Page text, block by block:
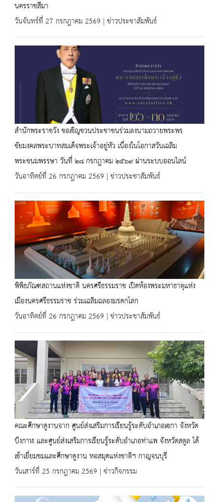
นครราชสีมา
วันจันทร์ที่ 27 กรกฎาคม 2569 | ข่าวประชาสัมพันธ์
สำนักพระราชวัง ขอเชิญชวนประชาชนร่วมลงนามถวายพระพร
ชัยมงคลพระบาทสมเด็จพระเจ้าอยู่หัว เนื่องในโอกาสวันเฉลิม
พระชนมพรรษา วันที่ ๒๘ กรกฎาคม ๒๕๖๙ ผ่านระบบออนไลน์
วันอาทิตย์ที่ 26 กรกฎาคม 2569 | ข่าวประชาสัมพันธ์
พิพิธภัณฑสถานแห่งชาติ นครศรีธรรมราช เปิดห้องพระมหาธาตุแห่ง
เมืองนครศรีธรรมราช ร่วมเฉลิมฉลองมรดกโลก
วันอาทิตย์ที่ 26 กรกฎาคม 2569 | ข่าวประชาสัมพันธ์
คณะศึกษาดูงานจาก ศูนย์ส่งเสริมการเรียนรู้ระดับอำเภอเซกา จังหวัด
บึงกาฬ และศูนย์ส่งเสริมการเรียนรู้ระดับอำเภอท่าแพ จังหวัดสตูล ได้
เข้าเยี่ยมชมและศึกษาดูงาน หอสมุดแห่งชาติฯ กาญจนบุรี
วันเสาร์ที่ 25 กรกฎาคม 2569 | ข่าวกิจกรรม